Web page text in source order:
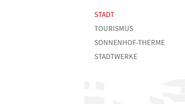
STADT
TOURISMUS
SONNENHOF-THERME
STADTWERKE